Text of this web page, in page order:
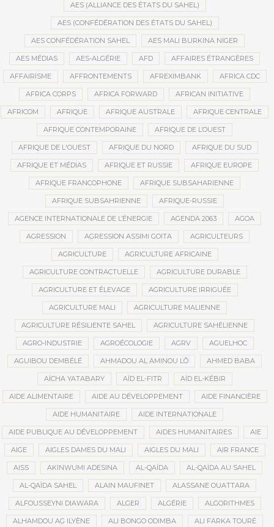
AES (ALLIANCE DES ÉTATS DU SAHEL)
AES (CONFÉDÉRATION DES ÉTATS DU SAHEL)
AES CONFÉDÉRATION SAHEL AES MALI BURKINA NIGER
AES MÉDIAS AES-ALGÉRIE AFD AFFAIRES ÉTRANGÈRES
AFFAIRISME AFFRONTEMENTS AFREXIMBANK AFRICA CDC
AFRICA CORPS AFRICA FORWARD AFRICAN INITIATIVE
AFRICOM AFRIQUE AFRIQUE AUSTRALE AFRIQUE CENTRALE
AFRIQUE CONTEMPORAINE AFRIQUE DE L’OUEST
AFRIQUE DE L'OUEST AFRIQUE DU NORD AFRIQUE DU SUD
AFRIQUE ET MÉDIAS AFRIQUE ET RUSSIE AFRIQUE EUROPE
AFRIQUE FRANCOPHONE AFRIQUE SUBSAHARIENNE
AFRIQUE SUBSAHRIENNE AFRIQUE-RUSSIE
AGENCE INTERNATIONALE DE L’ÉNERGIE AGENDA 2063 AGOA
AGRESSION AGRESSION ASSIMI GOITA AGRICULTEURS
AGRICULTURE AGRICULTURE AFRICAINE
AGRICULTURE CONTRACTUELLE AGRICULTURE DURABLE
AGRICULTURE ET ÉLEVAGE AGRICULTURE IRRIGUÉE
AGRICULTURE MALI AGRICULTURE MALIENNE
AGRICULTURE RÉSILIENTE SAHEL AGRICULTURE SAHÉLIENNE
AGRO-INDUSTRIE AGROÉCOLOGIE AGRV AGUELHOC
AGUIBOU DEMBÉLÉ AHMADOU AL AMINOU LÔ AHMED BABA
AÏCHA YATABARY AÏD EL-FITR AÏD EL-KÉBIR
AIDE ALIMENTAIRE AIDE AU DÉVELOPPEMENT AIDE FINANCIÈRE
AIDE HUMANITAIRE AIDE INTERNATIONALE
AIDE PUBLIQUE AU DÉVELOPPEMENT AIDES HUMANITAIRES AIE
AIGE AIGLES DAMES DU MALI AIGLES DU MALI AIR FRANCE
AISS AKINWUMI ADESINA AL-QAÏDA AL-QAÏDA AU SAHEL
AL-QAÏDA SAHEL ALAIN MAUFINET ALASSANE OUATTARA
ALFOUSSEYNI DIAWARA ALGER ALGÉRIE ALGORITHMES
ALHAMDOU AG ILYÈNE ALI BONGO ODIMBA ALI FARKA TOURÉ